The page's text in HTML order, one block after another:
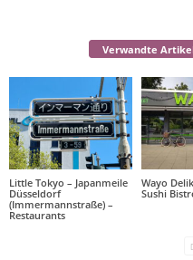
Verwandte
Little Tokyo – Japanmeile
Düsseldorf
(Immermannstraße) –
Restaurants
Wayo
Sushi